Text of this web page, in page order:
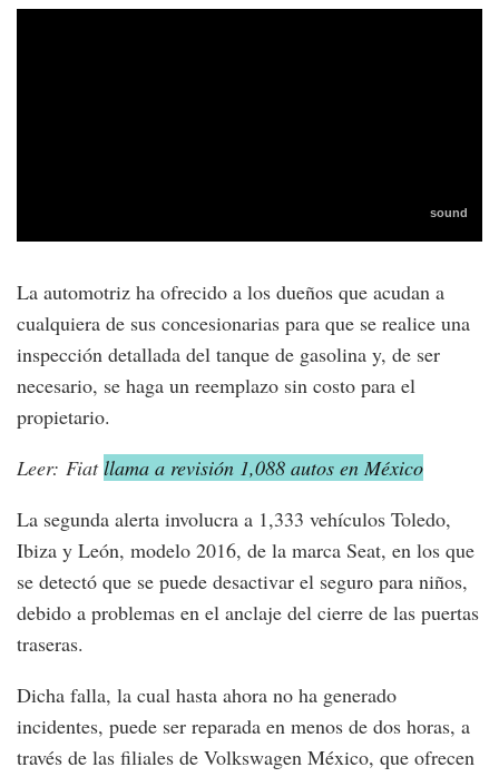
La automotriz ha ofrecido a los dueños que acudan a
cualquiera de sus concesionarias para que se realice una
inspección detallada del tanque de gasolina y, de ser
necesario, se haga un reemplazo sin costo para el
propietario.
Leer: Fiat llama a revisión 1,088 autos en México
La segunda alerta involucra a 1,333 vehículos Toledo,
Ibiza y León, modelo 2016, de la marca Seat, en los que
se detectó que se puede desactivar el seguro para niños,
debido a problemas en el anclaje del cierre de las puertas
traseras.
Dicha falla, la cual hasta ahora no ha generado
incidentes, puede ser reparada en menos de dos horas, a
través de las filiales de Volkswagen México, que ofrecen